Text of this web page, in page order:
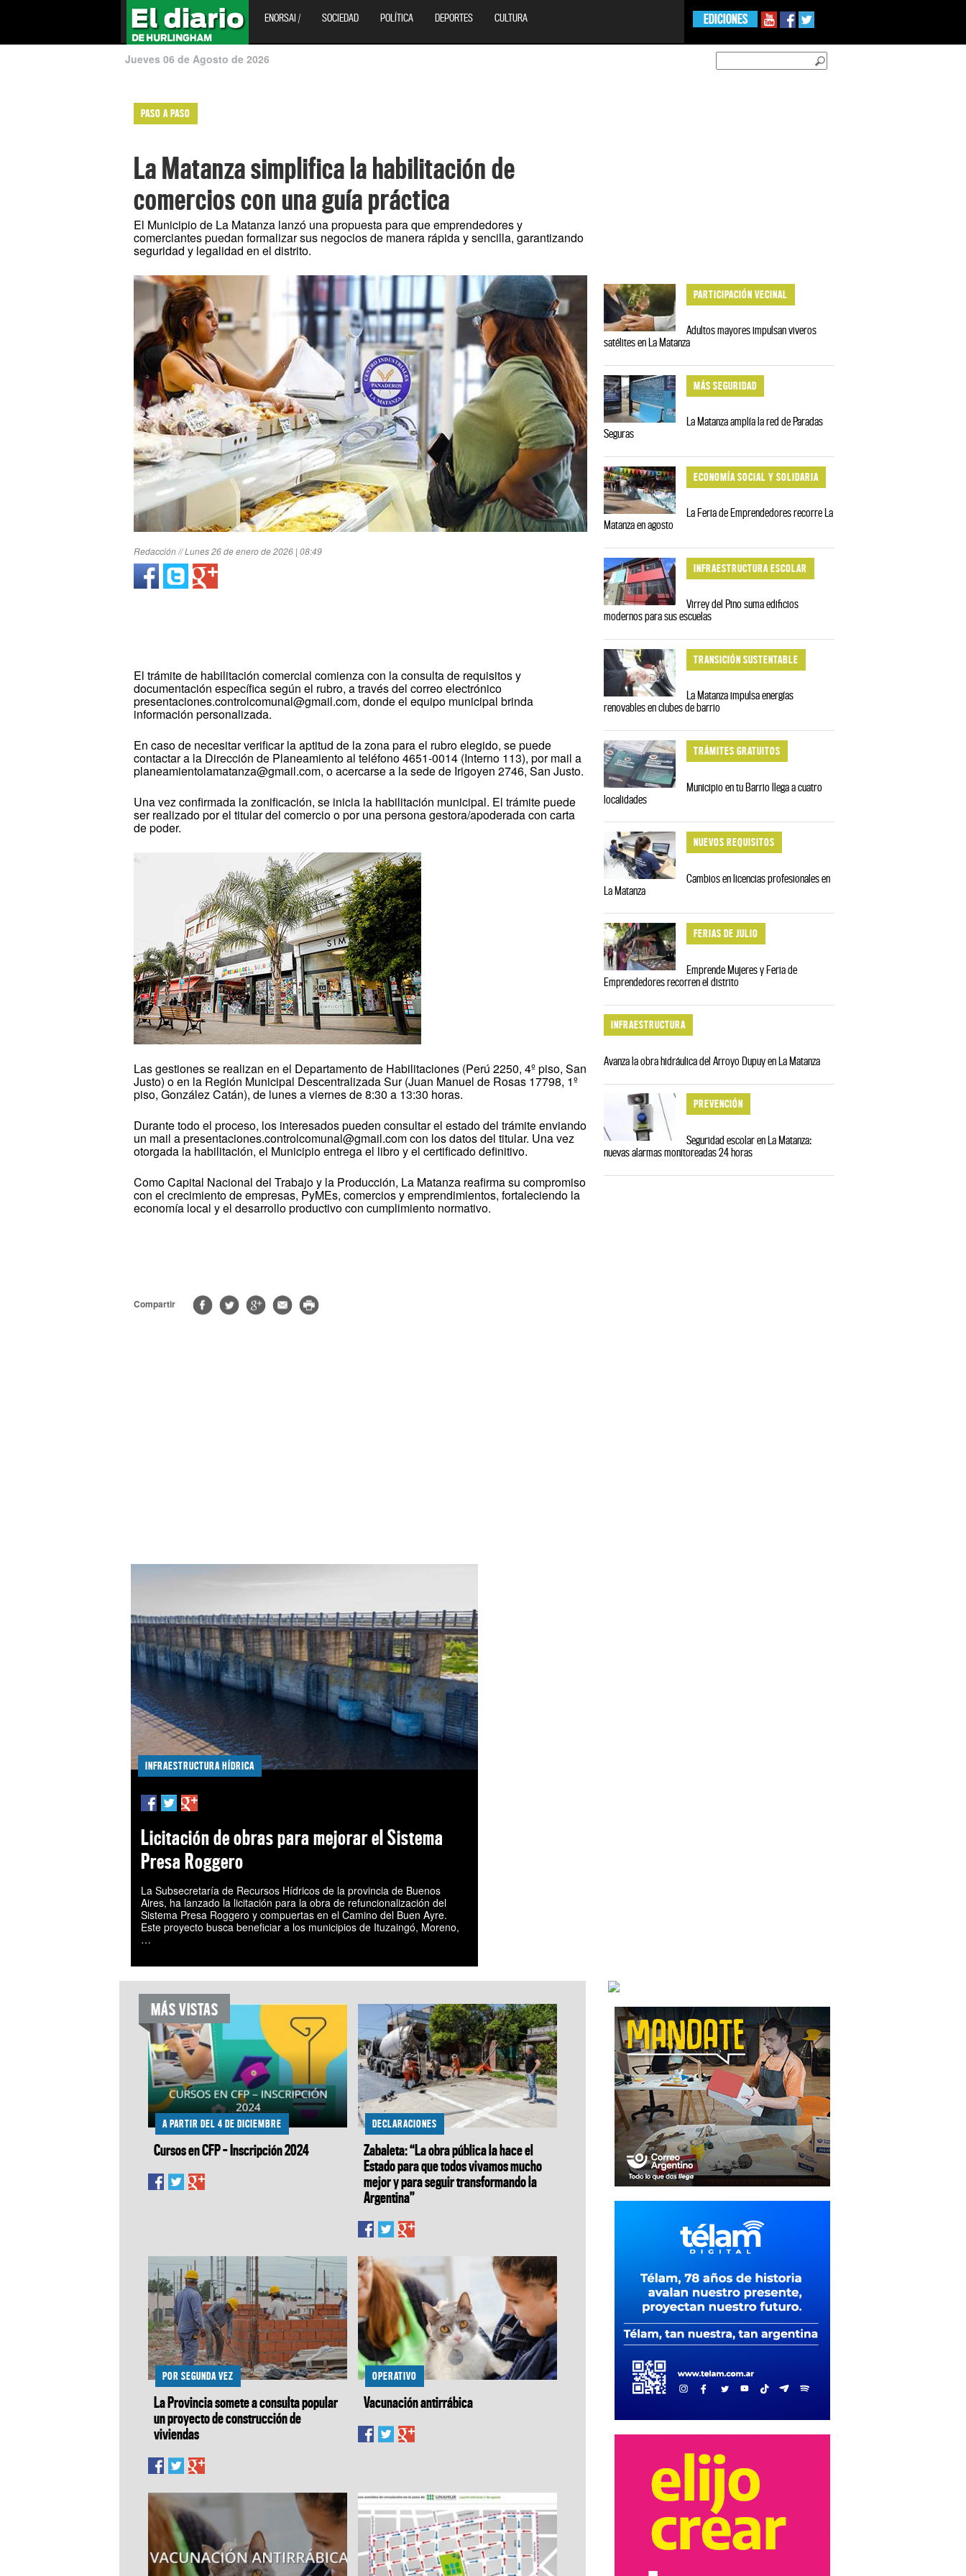
ENORSAI / SOCIEDAD POLÍTICA DEPORTES CULTURA EDICIONES
Jueves 06 de Agosto de 2026
PASO A PASO
La Matanza simplifica la habilitación de
comercios con una guía práctica
El Municipio de La Matanza lanzó una propuesta para que emprendedores y
comerciantes puedan formalizar sus negocios de manera rápida y sencilla, garantizando
seguridad y legalidad en el distrito.
Redacción // Lunes 26 de enero de 2026 | 08:49
El trámite de habilitación comercial comienza con la consulta de requisitos y
documentación específica según el rubro, a través del correo electrónico
presentaciones.controlcomunal@gmail.com, donde el equipo municipal brinda
información personalizada.
En caso de necesitar verificar la aptitud de la zona para el rubro elegido, se puede
contactar a la Dirección de Planeamiento al teléfono 4651-0014 (Interno 113), por mail a
planeamientolamatanza@gmail.com, o acercarse a la sede de Irigoyen 2746, San Justo.
Una vez confirmada la zonificación, se inicia la habilitación municipal. El trámite puede
ser realizado por el titular del comercio o por una persona gestora/apoderada con carta
de poder.
Las gestiones se realizan en el Departamento de Habilitaciones (Perú 2250, 4º piso, San
Justo) o en la Región Municipal Descentralizada Sur (Juan Manuel de Rosas 17798, 1º
piso, González Catán), de lunes a viernes de 8:30 a 13:30 horas.
Durante todo el proceso, los interesados pueden consultar el estado del trámite enviando
un mail a presentaciones.controlcomunal@gmail.com con los datos del titular. Una vez
otorgada la habilitación, el Municipio entrega el libro y el certificado definitivo.
Como Capital Nacional del Trabajo y la Producción, La Matanza reafirma su compromiso
con el crecimiento de empresas, PyMEs, comercios y emprendimientos, fortaleciendo la
economía local y el desarrollo productivo con cumplimiento normativo.
Compartir
PARTICIPACIÓN VECINAL
Adultos mayores impulsan viveros
satélites en La Matanza
MÁS SEGURIDAD
La Matanza amplía la red de Paradas
Seguras
ECONOMÍA SOCIAL Y SOLIDARIA
La Feria de Emprendedores recorre La
Matanza en agosto
INFRAESTRUCTURA ESCOLAR
Virrey del Pino suma edificios
modernos para sus escuelas
TRANSICIÓN SUSTENTABLE
La Matanza impulsa energías
renovables en clubes de barrio
TRÁMITES GRATUITOS
Municipio en tu Barrio llega a cuatro
localidades
NUEVOS REQUISITOS
Cambios en licencias profesionales en
La Matanza
FERIAS DE JULIO
Emprende Mujeres y Feria de
Emprendedores recorren el distrito
INFRAESTRUCTURA
Avanza la obra hidráulica del Arroyo Dupuy en La Matanza
PREVENCIÓN
Seguridad escolar en La Matanza:
nuevas alarmas monitoreadas 24 horas